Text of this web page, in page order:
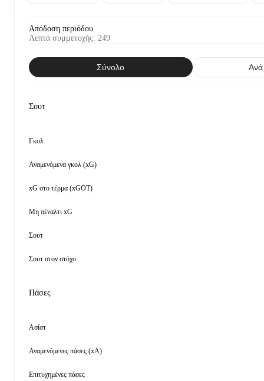
Απόδοση περιόδου
Λεπτά συμμετοχής: 249
Σύνολο
Σουτ
Γκολ
Αναμενόμενα γκολ (xG)
xG στο τέρμα (xGOT)
Μη πέναλτι xG
Σουτ
Σουτ στον στόχο
Πάσες
Ασίστ
Αναμενόμενες πάσες (xA)
Επιτυχημένες πάσες